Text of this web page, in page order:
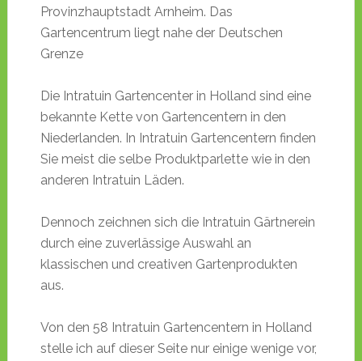
Provinzhauptstadt Arnheim. Das
Gartencentrum liegt nahe der Deutschen
Grenze
Die Intratuin Gartencenter in Holland sind eine
bekannte Kette von Gartencentern in den
Niederlanden. In Intratuin Gartencentern finden
Sie meist die selbe Produktparlette wie in den
anderen Intratuin Läden.
Dennoch zeichnen sich die Intratuin Gärtnerein
durch eine zuverlässige Auswahl an
klassischen und creativen Gartenprodukten
aus.
Von den 58 Intratuin Gartencentern in Holland
stelle ich auf dieser Seite nur einige wenige vor,